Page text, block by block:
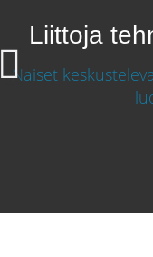
Liittoja